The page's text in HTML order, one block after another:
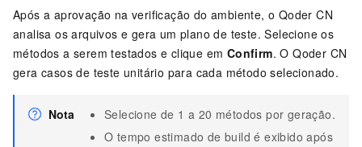
Após a aprovação na verificação do ambiente, o Qoder CN
analisa os arquivos e gera um plano de teste. Selecione os
métodos a serem testados e clique em Confirm. OQoder CN
gera casos de teste unitário para cada método selecionado.
Nota
Selecione de 1 a 20 métodos por geração.
O tempo estimado de build é exibido após